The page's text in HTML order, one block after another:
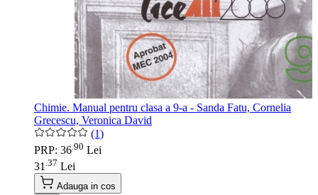
Chimie. Manual pentru clasa a 9-a - Sanda Fatu, Cornelia
Grecescu, Veronica David
(1)
PRP: 36 90 Lei
31 37 Lei
Adauga in cos